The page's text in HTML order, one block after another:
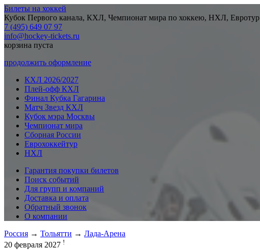
Билеты на хоккей
Кубок Первого канала, КХЛ, Чемпионат мира по хоккею, НХЛ, Евротур
7 (495) 649 07 97
info@hockey-tickets.ru
корзина пуста
продолжить оформление
КХЛ 2026/2027
Плей-офф КХЛ
Финал Кубка Гагарина
Матч Звезд КХЛ
Кубок мэра Москвы
Чемпионат мира
Сборная России
Еврохоккейтур
НХЛ
Гарантия покупки билетов
Поиск событий
Для групп и компаний
Доставка и оплата
Обратный звонок
О компании
Россия → Тольятти → Лада-Арена
20 февраля 2027 !